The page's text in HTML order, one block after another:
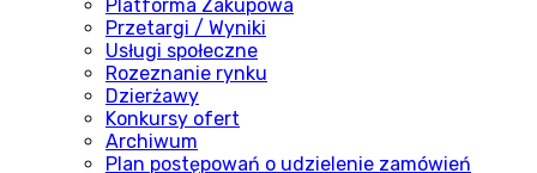
Platforma Zakupowa
Przetargi / Wyniki
Usługi społeczne
Rozeznanie rynku
Dzierżawy
Konkursy ofert
Archiwum
Plan postępowań o udzielenie zamówień